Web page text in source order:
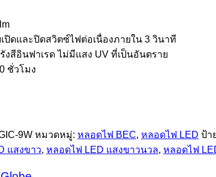
ปิดและปิดสวิตซ์ไฟต่อเนื่องภายใน 3 วินาที
สีอินฟาเรด ไม่มีแสง UV ที่เป็นอันตราย
ชั่วโมง
9W หมวดหมู่: หลอดไฟ BEC, หลอดไฟ LED ป้า
แสงขาว, หลอดไฟ LED แสงขาวนวล, หลอดไฟ